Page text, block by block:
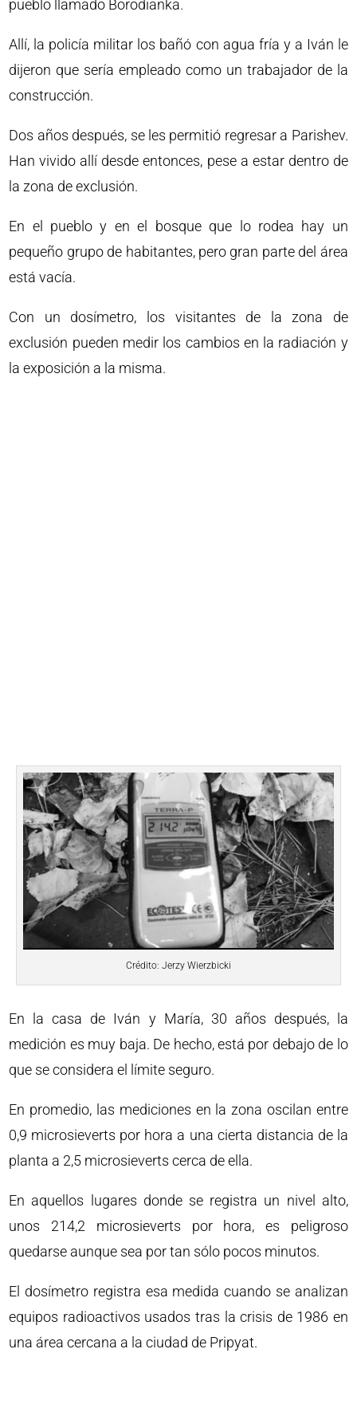
pueblo llamado Borodianka.
Allí, la policía militar los bañó con agua fría y a Iván le
dijeron que sería empleado como un trabajador de la
construcción.
Dos años después, se les permitió regresar a Parishev.
Han vivido allí desde entonces, pese a estar dentro de
la zona de exclusión.
En el pueblo y en el bosque que lo rodea hay un
pequeño grupo de habitantes, pero gran parte del área
está vacía.
Con un dosímetro, los visitantes de la zona de
exclusión pueden medir los cambios en la radiación y
la exposición a la misma.
Crédito: Jerzy Wierzbicki
En la casa de Iván y María, 30 años después, la
medición es muy baja. De hecho, está por debajo de lo
que se considera el límite seguro.
En promedio, las mediciones en la zona oscilan entre
0,9 microsieverts por hora a una cierta distancia de la
planta a 2,5 microsieverts cerca de ella.
En aquellos lugares donde se registra un nivel alto,
unos 214,2 microsieverts por hora, es peligroso
quedarse aunque sea por tan sólo pocos minutos.
El dosímetro registra esa medida cuando se analizan
equipos radioactivos usados tras la crisis de 1986 en
una área cercana a la ciudad de Pripyat.